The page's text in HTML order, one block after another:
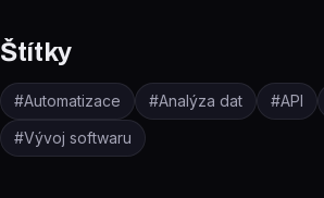
Štítky
#Automatizace #Analýza dat #API
#Vývoj softwaru